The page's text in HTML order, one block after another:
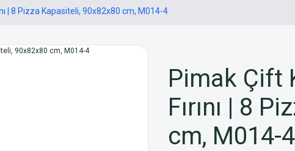
| 8 Pizza Kapasiteli, 90x82x80 cm, M014-4
Pimak Çift
Fırını | 8
cm, M014-4